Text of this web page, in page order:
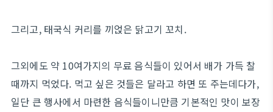
그리고, 태국식 커리를 끼얹은 닭고기 꼬치.
그외에도 약 10여가지의 무료 음식들이 있어서 배가 가득 찰
때까지 먹었다. 먹고 싶은 것들은 달라고 하면 또 주는데다가,
일단 큰 행사에서 마련한 음식들이니만큼 기본적인 맛이 보장